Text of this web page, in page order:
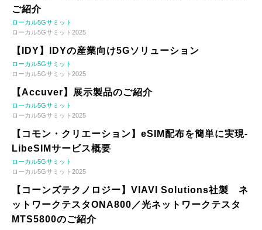
ご紹介
ローカル5Gサミット
ローカル5Gサミット2025
【IDY】IDYの産業向け5Gソリューション
ローカル5Gサミット
ローカル5Gサミット2025
【Accuver】展示製品のご紹介
ローカル5Gサミット
ローカル5Gサミット2025
【コモン・クリエーション】eSIM配布を簡単に実現-
LibeSIMサービス概要
ローカル5Gサミット
ローカル5Gサミット2025
【コーンズテクノロジー】VIAVI Solutions社製 ネ
ットワークテスタONA800／光ネットワークテスタ
MTS5800のご紹介